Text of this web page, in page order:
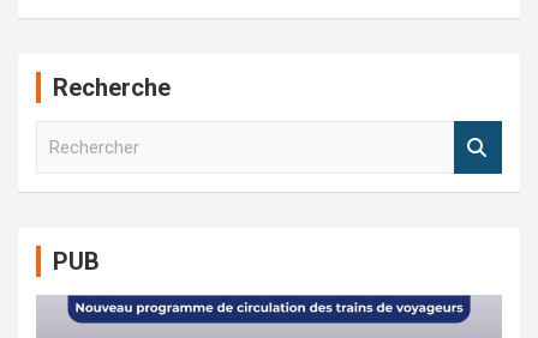
Recherche
PUB